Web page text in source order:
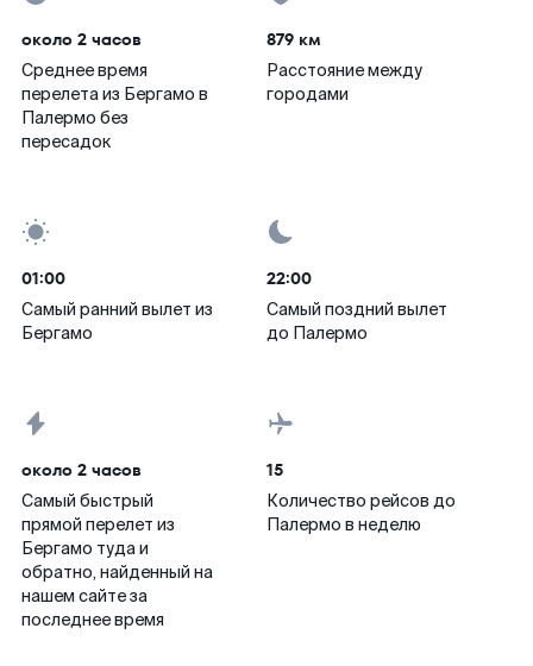
около 2 часов
Среднее время
перелета из Бергамо в
Палермо без
пересадок
879 км
Расстояние между
городами
01:00
Самый ранний вылет из
Бергамо
22:00
Самый поздний вылет
до Палермо
около 2 часов
Самый быстрый
прямой перелет из
Бергамо туда и
обратно, найденный на
нашем сайте за
последнее время
15
Количество рейсов до
Палермо в неделю